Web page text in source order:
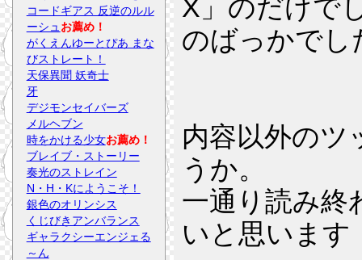
X」のだけで
のばっかでし
内容以外のツ
うか。
一通り読み終
いと思います
コードギアス 反逆のルル
ーシュ お薦め！
がくえんゆーとぴあ まな
びストレート！
天保異聞 妖奇士
牙
デジモンセイバーズ
メルヘブン
時をかける少女お薦め！
ブレイブ・ストーリー
奏光のストレイン
N・H・Kにようこそ！
銀色のオリンシス
くじびきアンバランス
ギャラクシーエンジェる
～ん